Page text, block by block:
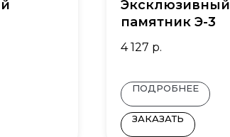
Эксклюзивный
памятник Э-3
4 127 р.
ПОДРОБНЕЕ
ЗАКАЗАТЬ